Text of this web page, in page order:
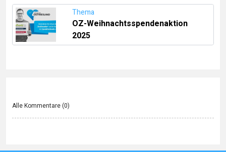
Thema
OZ-Weihnachtsspendenaktion
2025
Alle Kommentare (0)